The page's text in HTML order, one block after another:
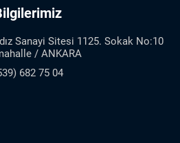
Sanayi Sitesi 1125. Sokak No:10
/ ANKARA
682 75 04